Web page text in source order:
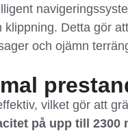
Detta gör
och ojämn
vilket gör att
på upp till 2300